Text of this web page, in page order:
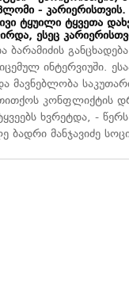
- კარიერისთვის.
ტყუილი ტყვეთა
ესეც
ბარამიძის
ინტერვიუში.
მავნებლობა
კონფლიქტის
ხვრეტდა, -
ბადრი მანჯავიძე